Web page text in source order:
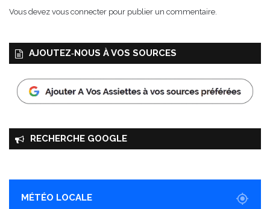
Vous devez vous connecter pour publier un commentaire.
AJOUTEZ‑NOUS À VOS SOURCES
RECHERCHE GOOGLE
MÉTÉO LOCALE